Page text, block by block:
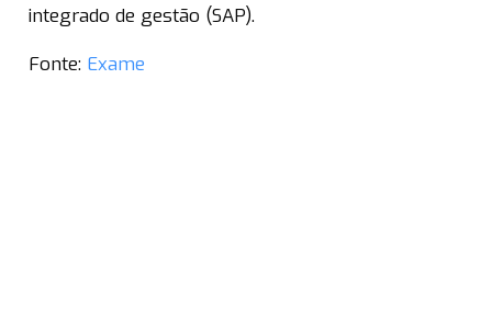
integrado de gestão (SAP).
Fonte: Exame